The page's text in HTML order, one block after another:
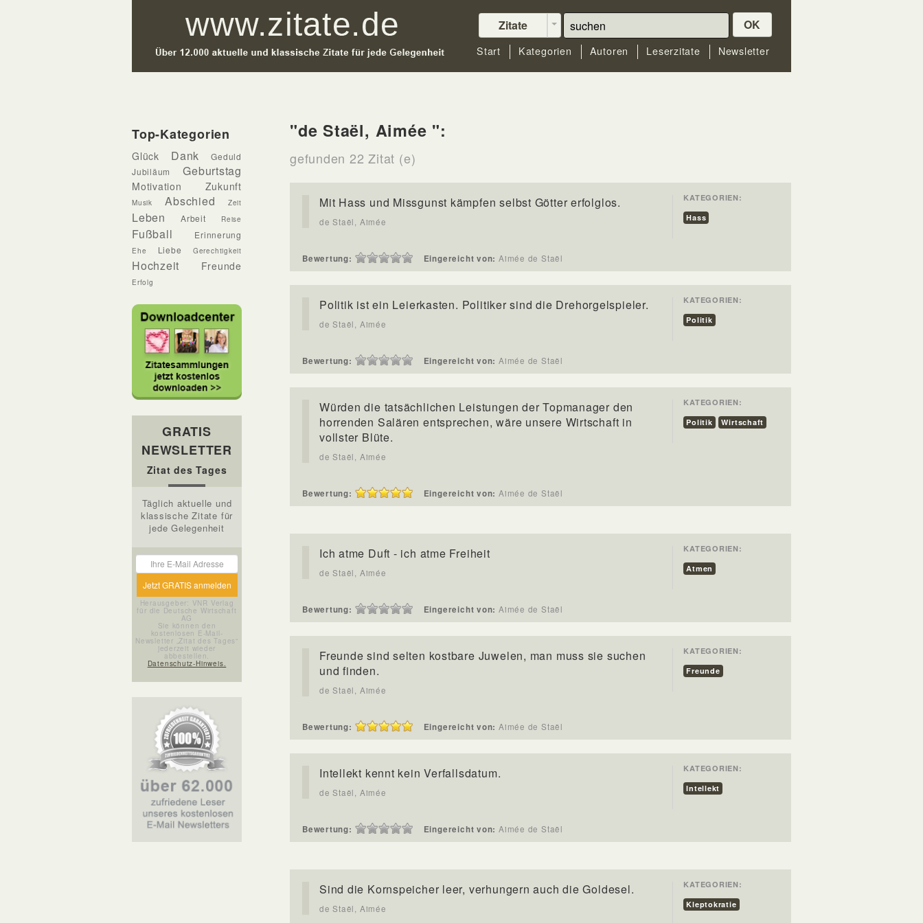
Zitate OK
Start Kategorien Autoren Leserzitate Newsletter
Top-Kategorien
Glück Dank
Geduld
Jubiläum
Geburtstag
Motivation Zukunft
Musik Abschied Zeit
Leben Arbeit Reise
Fußball Erinnerung
Ehe Liebe Gerechtigkeit
Hochzeit Freunde
Erfolg
GRATIS
NEWSLETTER
Zitat des Tages
Täglich aktuelle und
klassische Zitate für
jede Gelegenheit
Herausgeber: VNR Verlag
für die Deutsche Wirtschaft
AG
Sie können den
kostenlosen E-Mail-
Newsletter „Zitat des Tages“
jederzeit wieder
abbestellen.
Datenschutz-Hinweis.
"de Staël, Aimée ":
gefunden 22 Zitat (e)
Mit Hass und Missgunst kämpfen selbst Götter erfolglos.
de Staël, Aimée
KATEGORIEN:
Hass
Bewertung: Eingereicht von: Aimée de Staël
Politik ist ein Leierkasten. Politiker sind die Drehorgelspieler.
de Staël, Aimée
KATEGORIEN:
Politik
Bewertung: Eingereicht von: Aimée de Staël
Würden die tatsächlichen Leistungen der Topmanager den
horrenden Salären entsprechen, wäre unsere Wirtschaft in
vollster Blüte.
de Staël, Aimée
KATEGORIEN:
Politik
Wirtschaft
Bewertung: Eingereicht von: Aimée de Staël
Ich atme Duft - ich atme Freiheit
de Staël, Aimée
KATEGORIEN:
Atmen
Bewertung: Eingereicht von: Aimée de Staël
Freunde sind selten kostbare Juwelen, man muss sie suchen
und finden.
de Staël, Aimée
KATEGORIEN:
Freunde
Bewertung: Eingereicht von: Aimée de Staël
Intellekt kennt kein Verfallsdatum.
de Staël, Aimée
KATEGORIEN:
Intellekt
Bewertung: Eingereicht von: Aimée de Staël
Sind die Kornspeicher leer, verhungern auch die Goldesel.
de Staël, Aimée
KATEGORIEN:
Kleptokratie